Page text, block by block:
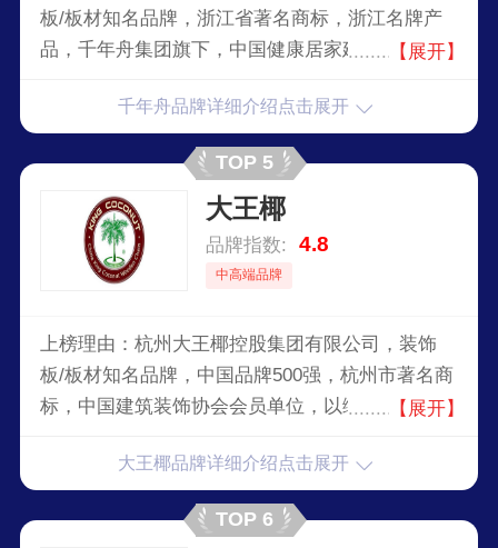
板/板材知名品牌，浙江省著名商标，浙江名牌产
品，千年舟集团旗下，中国健康居家建材推动者，
计、施工、装饰装修一体化指定绿色环保建材产
【展开】
千年舟品牌详细介绍点击展开
TOP 5
大王椰
品牌指数: 4.8
中高端品牌
上榜理由：杭州大王椰控股集团有限公司，装饰
板/板材知名品牌，中国品牌500强，杭州市著名商
标，中国建筑装饰协会会员单位，以绿色环保家居
元化集团企业。
【展开】
大王椰品牌详细介绍点击展开
TOP 6